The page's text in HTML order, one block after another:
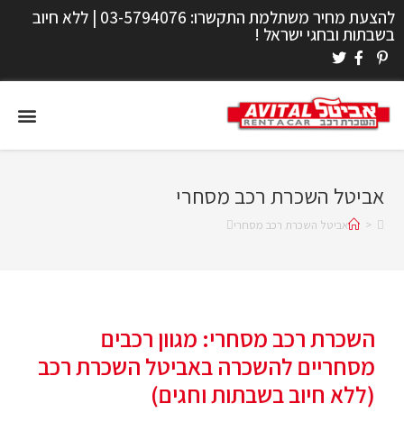
להצעת מחיר משתלמת התקשרו: 03-5794076 | ללא חיוב
בשבתות ובחגי ישראל !
אביטל השכרת רכב מסחרי
> אביטל השכרת רכב מסחרי
השכרת רכב מסחרי: מגוון רכבים
מסחריים להשכרה באביטל השכרת רכב
(ללא חיוב בשבתות וחגים)